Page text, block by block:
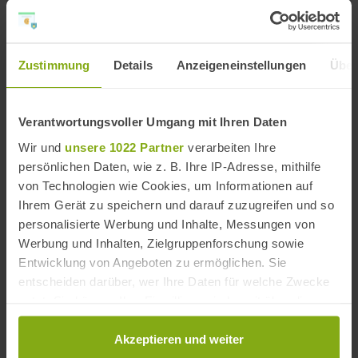
Zustimmung Details Anzeigeneinstellungen
Verantwortungsvoller Umgang mit Ihren Daten
Wir und unsere 1022 Partner verarbeiten Ihre
persönlichen Daten, wie z. B. Ihre IP-Adresse, mithilfe
von Technologien wie Cookies, um Informationen auf
Ihrem Gerät zu speichern und darauf zuzugreifen und so
personalisierte Werbung und Inhalte, Messungen von
Werbung und Inhalten, Zielgruppenforschung sowie
Entwicklung von Angeboten zu ermöglichen. Sie
entscheiden darüber, wer Ihre Daten für welche Zwecke
Cookie-Erklärung oder durch Klicken auf das Privacy
Trigger Symbol ändern oder widerrufen
Akzeptieren und weiter
Vera
Strände
Costa de Almería Strände
Strände in der Nähe